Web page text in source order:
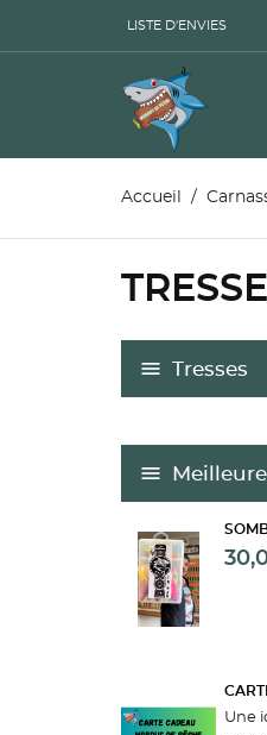
LISTE D'ENVIES
Accueil
Tresses
Une